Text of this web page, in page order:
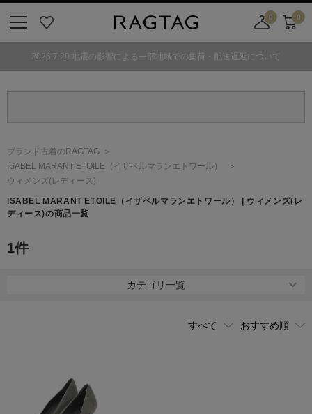
気
0
舗
カ
0
2026.7.29 地震の影響による一部地域での集荷・配送遅延について
ブランド古着のRAGTAG
ISABEL MARANT ETOILE （イザベルマランエトワール）
ウィメンズ(レディース)
ISABEL MARANT ETOILE （イザベルマランエトワール）
| ウィメンズ(レ
ディース)の商品一覧
1件
カテゴリ一覧